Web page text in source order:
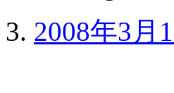
2008年3月